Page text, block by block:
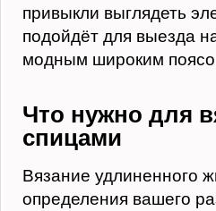
привыкли выглядеть
подойдёт для выезда
модным широким
Что нужно для
спицами
Вязание удлиненного
определения вашего